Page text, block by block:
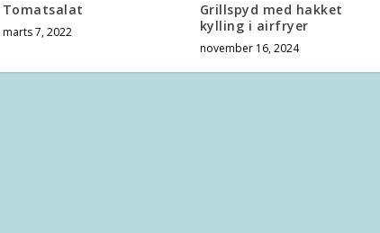
Tomatsalat
marts 7, 2022
Grillspyd med hakket
kylling i airfryer
november 16, 2024